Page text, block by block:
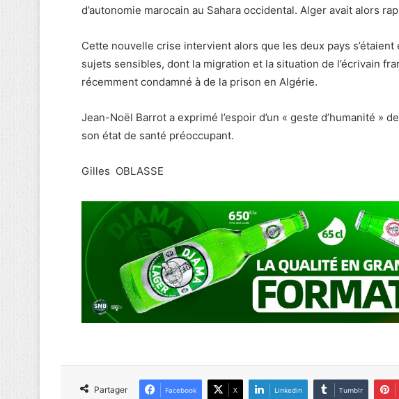
d’autonomie marocain au Sahara occidental. Alger avait alors
Cette nouvelle crise intervient alors que les deux pays
sujets sensibles, dont la migration et la situation de l’écrivain
récemment condamné à de la prison en Algérie.
Jean-Noël Barrot a exprimé l’espoir d’un « geste d’humanité »
son état de santé préoccupant.
Gilles OBLASSE
Partager Facebook X Linkedin Tumblr